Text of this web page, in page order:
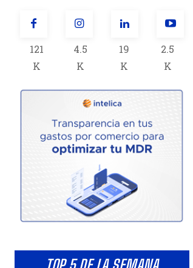
121
K
4.5
K
19
K
2.5
K